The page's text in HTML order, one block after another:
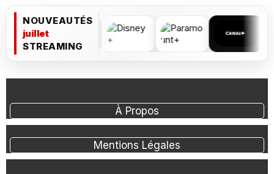
NOUVEAUTÉS
juillet
STREAMING
À Propos
Mentions Légales